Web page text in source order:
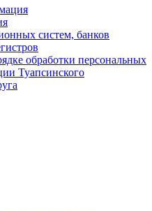
систем, банков
обработки персональных
Туапсинского